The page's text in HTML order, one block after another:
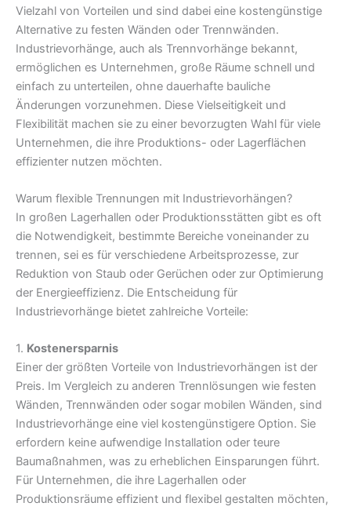
Vielzahl von Vorteilen und sind dabei eine kostengünstige
Alternative zu festen Wänden oder Trennwänden.
Industrievorhänge, auch als Trennvorhänge bekannt,
ermöglichen es Unternehmen, große Räume schnell und
einfach zu unterteilen, ohne dauerhafte bauliche
Änderungen vorzunehmen. Diese Vielseitigkeit und
Flexibilität machen sie zu einer bevorzugten Wahl für viele
Unternehmen, die ihre Produktions- oder Lagerflächen
effizienter nutzen möchten.
Warum flexible Trennungen mit Industrievorhängen?
In großen Lagerhallen oder Produktionsstätten gibt es oft
die Notwendigkeit, bestimmte Bereiche voneinander zu
trennen, sei es für verschiedene Arbeitsprozesse, zur
Reduktion von Staub oder Gerüchen oder zur Optimierung
der Energieeffizienz. Die Entscheidung für
Industrievorhänge bietet zahlreiche Vorteile:
1. Kostenersparnis
Einer der größten Vorteile von Industrievorhängen ist der
Preis. Im Vergleich zu anderen Trennlösungen wie festen
Wänden, Trennwänden oder sogar mobilen Wänden, sind
Industrievorhänge eine viel kostengünstigere Option. Sie
erfordern keine aufwendige Installation oder teure
Baumaßnahmen, was zu erheblichen Einsparungen führt.
Für Unternehmen, die ihre Lagerhallen oder
Produktionsräume effizient und flexibel gestalten möchten,